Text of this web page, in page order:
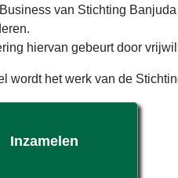
van Stichting
hiervan gebeurt door
wordt het werk van de
Inzamelen